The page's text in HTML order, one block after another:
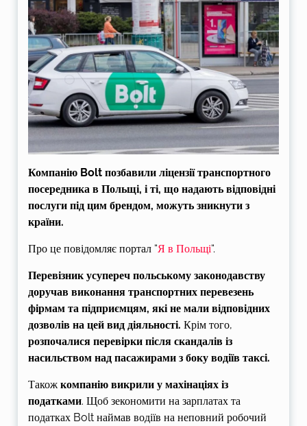
Компанію Bolt позбавили ліцензії транспортного
посередника в Польщі, і ті, що надають відповідні
послуги під цим брендом, можуть зникнути з
країни.
Про це повідомляє портал “Я в Польщі“.
Перевізник усупереч польському законодавству
доручав виконання транспортних перевезень
фірмам та підприємцям, які не мали відповідних
дозволів на цей вид діяльності. Крім того,
розпочалися перевірки після скандалів із
насильством над пасажирами з боку водіїв таксі.
Такожкомпанію викрили у махінаціях із
податками. Щоб зекономити на зарплатах та
податках Bolt наймав водіїв на неповний робочий